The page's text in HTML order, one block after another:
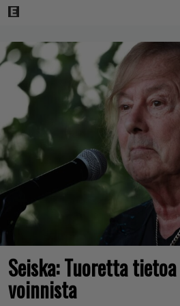
Seiska: Tuoretta
voinnista